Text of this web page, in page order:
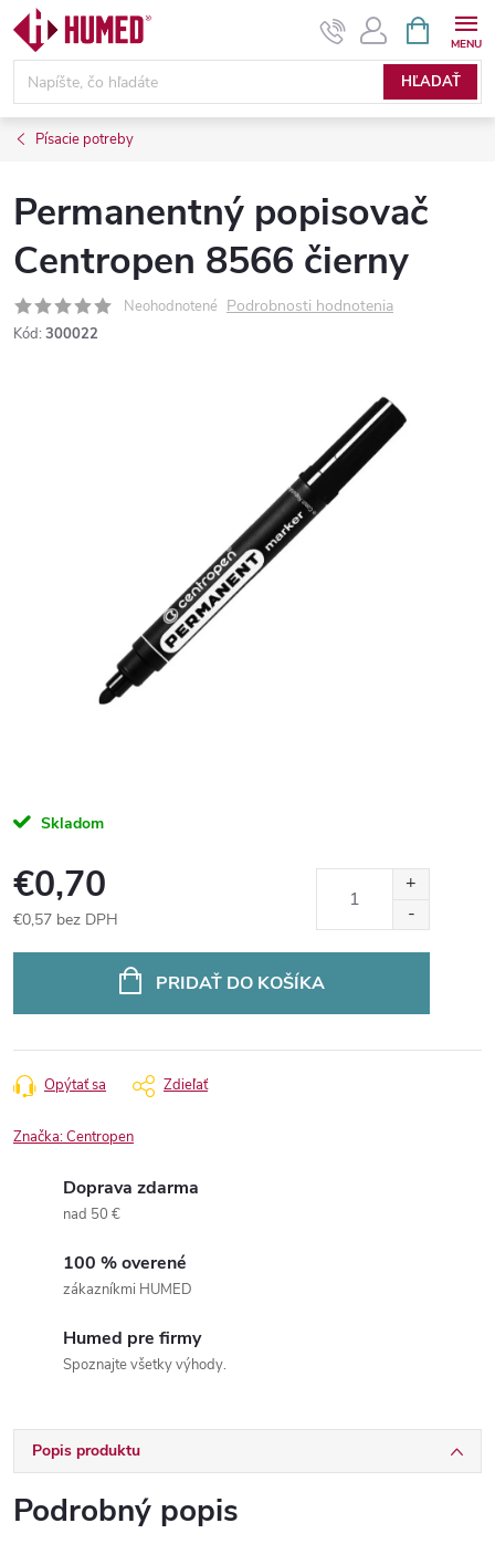
Prejsť
obsah
HĽADAŤ
KOŠÍK
Písacie potreby
Permanentný popisovač
Centropen 8566 čierny
Neohodnotené Podrobnosti hodnotenia
Kód: 300022
Skladom
€0,70
€0,57 bez DPH
PRIDAŤ DO KOŠÍKA
Opýtať sa Zdieľať
Značka:Centropen
Doprava zdarma
nad 50 €
100 % overené
zákazníkmi HUMED
Humed pre firmy
Spoznajte všetky výhody.
Popis produktu
Podrobný popis